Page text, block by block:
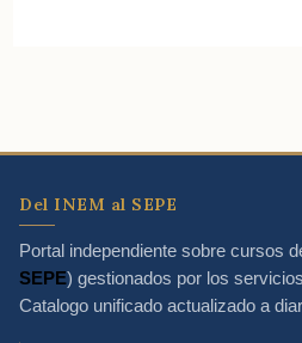
Del INEM al SEPE
Portal independiente sobre cursos
SEPE) gestionados por los
Catalogo unificado actualizado a